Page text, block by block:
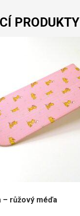
PRODUKTY
– růžový méďa